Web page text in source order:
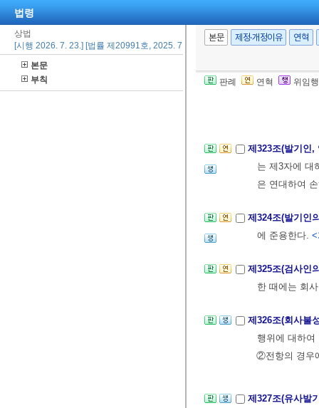
법령
상법
[시행 2026. 7. 23.] [법률 제20991호, 2025. 7. 22., 일부개정]
본문
부칙
본문 제정·개정이유 연혁
판례 연혁 위임
회사에 대하여
②발기인이 악
제323조(발기인
는 제3자에 대
은 연대하여
제324조(발기인
에 준용한다. <
제325조(검사인
한 때에는 회
제326조(회사불
행위에 대하여
②전항의 경우
제327조(유사발